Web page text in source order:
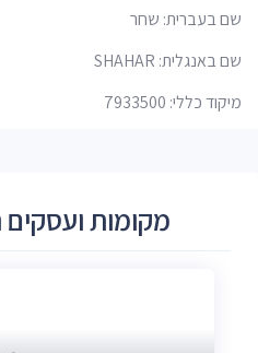
שם בעברית: שחר
שם באנגלית: SHAHAR
מיקוד כללי: 7933500
מקומות